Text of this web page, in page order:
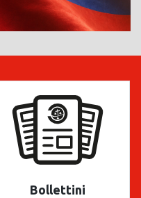
Bollettini